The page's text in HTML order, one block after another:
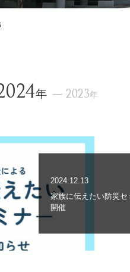
年 2023年
2024.12.13
家族に伝えたい防災セ
開催